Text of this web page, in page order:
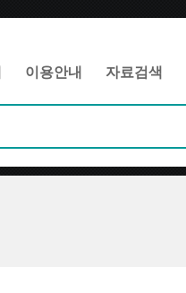
이용안내 자료검색